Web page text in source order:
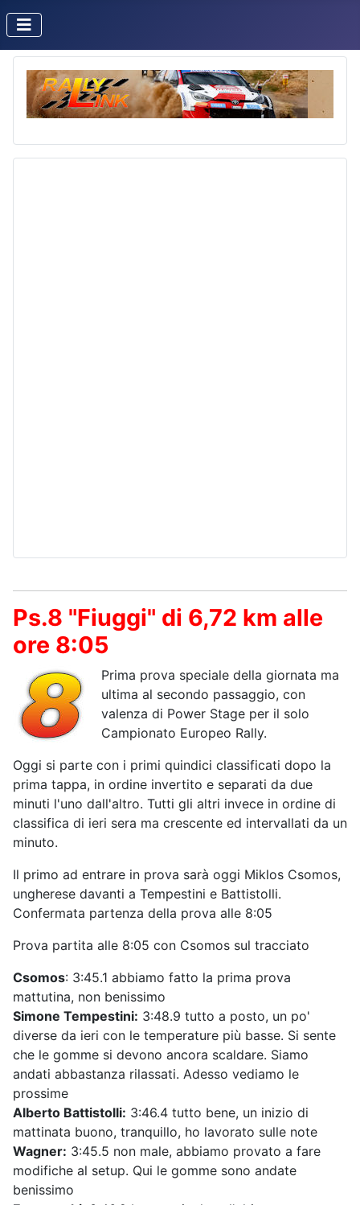
Ps.8 "Fiuggi" di 6,72 km alle
ore 8:05
Prima prova speciale della giornata ma
ultima al secondo passaggio, con
valenza di Power Stage per il solo
Campionato Europeo Rally.
Oggi si parte con i primi quindici classificati dopo la
prima tappa, in ordine invertito e separati da due
minuti l'uno dall'altro. Tutti gli altri invece in ordine di
classifica di ieri sera ma crescente ed intervallati da un
minuto.
Il primo ad entrare in prova sarà oggi Miklos Csomos,
ungherese davanti a Tempestini e Battistolli.
Confermata partenza della prova alle 8:05
Prova partita alle 8:05 con Csomos sul tracciato
Csomos: 3:45.1 abbiamo fatto la prima prova
mattutina, non benissimo
Simone Tempestini: 3:48.9 tutto a posto, un po'
diverse da ieri con le temperature più basse. Si sente
che le gomme si devono ancora scaldare. Siamo
andati abbastanza rilassati. Adesso vediamo le
prossime
Alberto Battistolli: 3:46.4 tutto bene, un inizio di
mattinata buono, tranquillo, ho lavorato sulle note
Wagner: 3:45.5 non male, abbiamo provato a fare
modifiche al setup. Qui le gomme sono andate
benissimo